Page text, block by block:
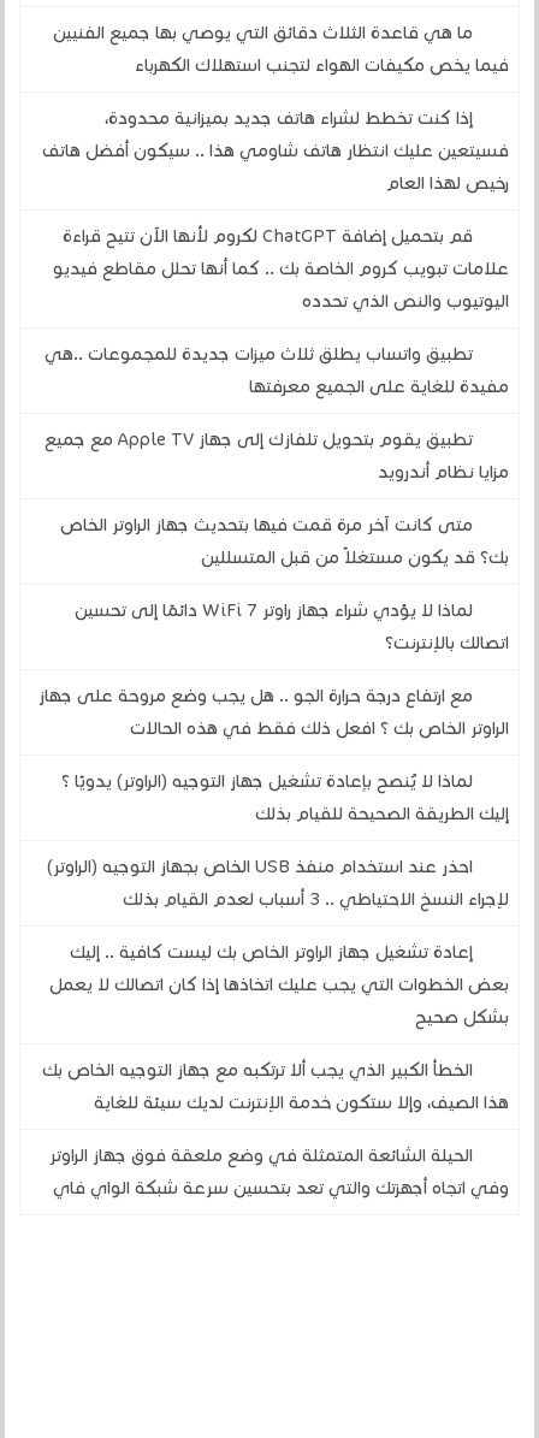
ما هي قاعدة الثلاث دقائق التي يوصي بها جميع الفنيين
فيما يخص مكيفات الهواء لتجنب استهلاك الكهرباء
إذا كنت تخطط لشراء هاتف جديد بميزانية محدودة،
فسيتعين عليك انتظار هاتف شاومي هذا .. سيكون أفضل هاتف
رخيص لهذا العام
قم بتحميل إضافة ChatGPT لكروم لأنها الآن تتيح قراءة
علامات تبويب كروم الخاصة بك .. كما أنها تحلل مقاطع فيديو
اليوتيوب والنص الذي تحدده
تطبيق واتساب يطلق ثلاث ميزات جديدة للمجموعات ..هي
مفيدة للغاية على الجميع معرفتها
تطبيق يقوم بتحويل تلفازك إلى جهاز Apple TV مع جميع
مزايا نظام أندرويد
متى كانت آخر مرة قمت فيها بتحديث جهاز الراوتر الخاص
بك؟ قد يكون مستغلاً من قبل المتسللين
لماذا لا يؤدي شراء جهاز راوتر WiFi 7 دائمًا إلى تحسين
اتصالك بالإنترنت؟
مع ارتفاع درجة حرارة الجو .. هل يجب وضع مروحة على جهاز
الراوتر الخاص بك ؟ افعل ذلك فقط في هذه الحالات
لماذا لا يُنصح بإعادة تشغيل جهاز التوجيه (الراوتر) يدويًا ؟
إليك الطريقة الصحيحة للقيام بذلك
احذر عند استخدام منفذ USB الخاص بجهاز التوجيه (الراوتر)
لإجراء النسخ الاحتياطي .. 3 أسباب لعدم القيام بذلك
إعادة تشغيل جهاز الراوتر الخاص بك ليست كافية .. إليك
بعض الخطوات التي يجب عليك اتخاذها إذا كان اتصالك لا يعمل
بشكل صحيح
الخطأ الكبير الذي يجب ألا ترتكبه مع جهاز التوجيه الخاص بك
هذا الصيف، وإلا ستكون خدمة الإنترنت لديك سيئة للغاية
الحيلة الشائعة المتمثلة في وضع ملعقة فوق جهاز الراوتر
وفي اتجاه أجهزتك والتي تعد بتحسين سرعة شبكة الواي فاي